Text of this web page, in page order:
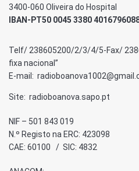
3400-060 Oliveira do Hospital
IBAN-PT50 0045 3380
Telf/ 238605200/2/3/4/5-Fax/
fixa nacional”
E-mail:
Site: radioboanova.sapo.pt
NIF – 501 843 019
N.º Registo na ERC: 423098
CAE: 60100 / SIC: 4832